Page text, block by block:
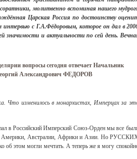
молитвенно вспоминая нашего
Царская Россия по достоинству
интервью с Г.А.Фёдоровым, которое он дал в
значимости и актуальности по сей день.
вопросы сегодня отвечает Начальник
Александрович ФЕДОРОВ
Что изменилось в монархистах, Имперцах за
в Российский Имперский Союз-Орден мы все
Америки, Австралии, Африки и Азии. Но
об этом могли мечтать. А теперь же я могу